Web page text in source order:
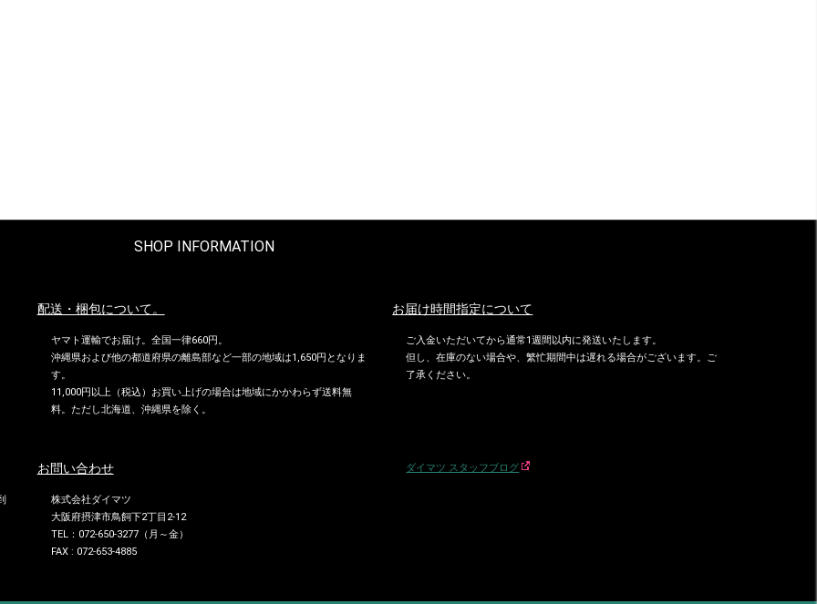
SHOP INFORMATION
配送・梱包について。
ヤマト運輸でお届け。全国一律660円。
沖縄県および他の都道府県の離島部など一部の地域は1,650円となりま
す。
11,000円以上（税込）お買い上げの場合は地域にかかわらず送料無
料。ただし北海道、沖縄県を除く。
お届け時間指定について
ご入金いただいてから通常1週間以内に発送いたします。
但し、在庫のない場合や、繁忙期間中は遅れる場合がございます。ご
了承ください。
お問い合わせ
株式会社ダイマツ
大阪府摂津市鳥飼下2丁目2-12
TEL：072-650-3277（月～金）
FAX : 072-653-4885
ダイマツ スタッフブログ